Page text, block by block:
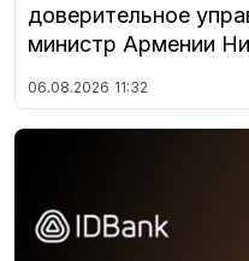
доверительное
министр Армении
06.08.2026 11:32